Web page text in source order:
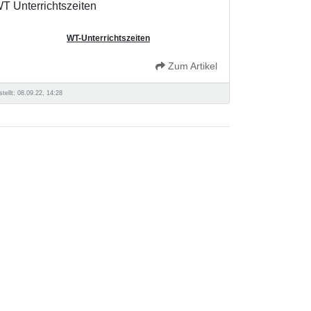
Unterrichtszeiten
WT-Unterrichtszeiten
Zum Artikel
08.09.22, 14:28